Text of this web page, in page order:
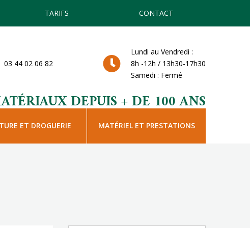
TARIFS CONTACT
03 44 02 06 82
Lundi au Vendredi :
8h -12h / 13h30-17h30
Samedi : Fermé
DEPUIS + DE 100 ANS
ET DROGUERIE MATÉRIEL ET PRESTATIONS